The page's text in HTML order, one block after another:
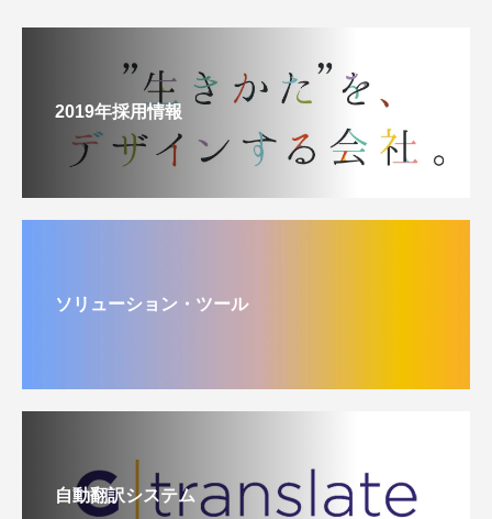
2019年採用情報
ソリューション・ツール
自動翻訳システム